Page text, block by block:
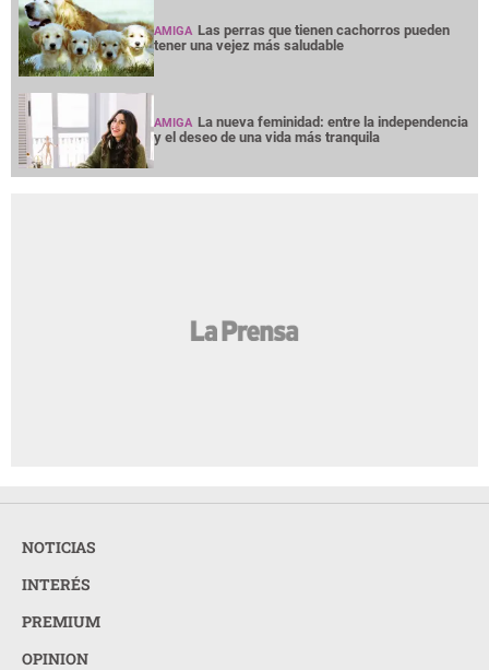
AMIGA Las perras que tienen cachorros pueden
tener una vejez más saludable
AMIGA La nueva feminidad: entre la independencia
y el deseo de una vida más tranquila
NOTICIAS
INTERÉS
PREMIUM
OPINION